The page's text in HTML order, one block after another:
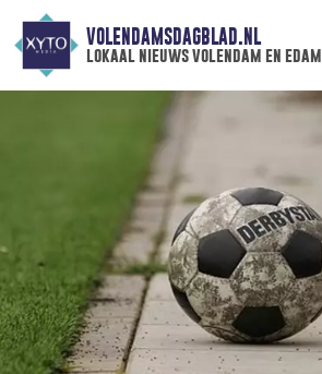
VOLENDAMSDAGBLAD.NL
lokaal nieuws volendam en edam